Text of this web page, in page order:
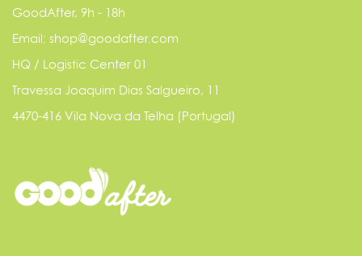
GoodAfter, 9h - 18h
Email: shop@goodafter.com
HQ / Logistic Center 01
Travessa Joaquim Dias Salgueiro, 11
4470-416 Vila Nova da Telha (Portugal)